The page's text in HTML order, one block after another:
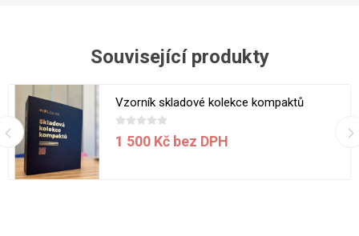
Související produkty
Vzorník skladové kolekce kompaktů
1 500 Kč bez DPH